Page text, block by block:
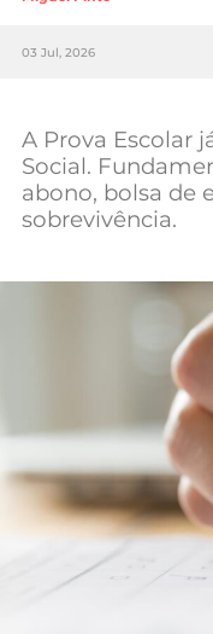
Sociedade
Negócios
Mundial
03 Jul, 2026
A Prova Escolar
Social.
abono, bolsa de
sobrevivência.